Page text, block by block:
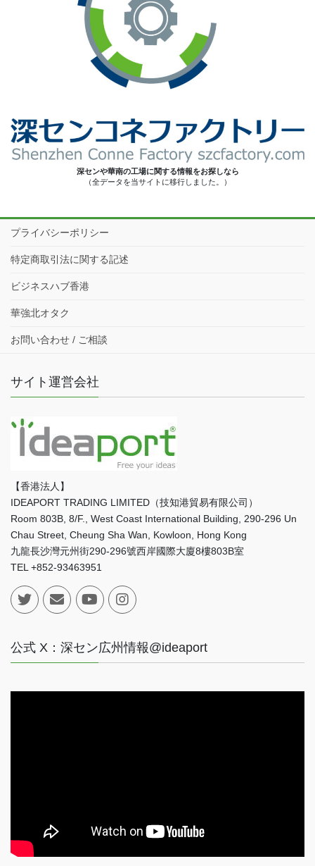
深センや華南の工場に関する情報をお探しなら
（全データを当サイトに移行しました。）
プライバシーポリシー
特定商取引法に関する記述
ビジネスハブ香港
華強北オタク
お問い合わせ / ご相談
サイト運営会社
【香港法人】
IDEAPORT TRADING LIMITED（技知港貿易有限公司）
Room 803B, 8/F., West Coast International Building, 290-296 Un
Chau Street, Cheung Sha Wan, Kowloon, Hong Kong
九龍長沙灣元州街290-296號西岸國際大廈8樓803B室
TEL +852-93463951
公式 X：深セン広州情報@ideaport